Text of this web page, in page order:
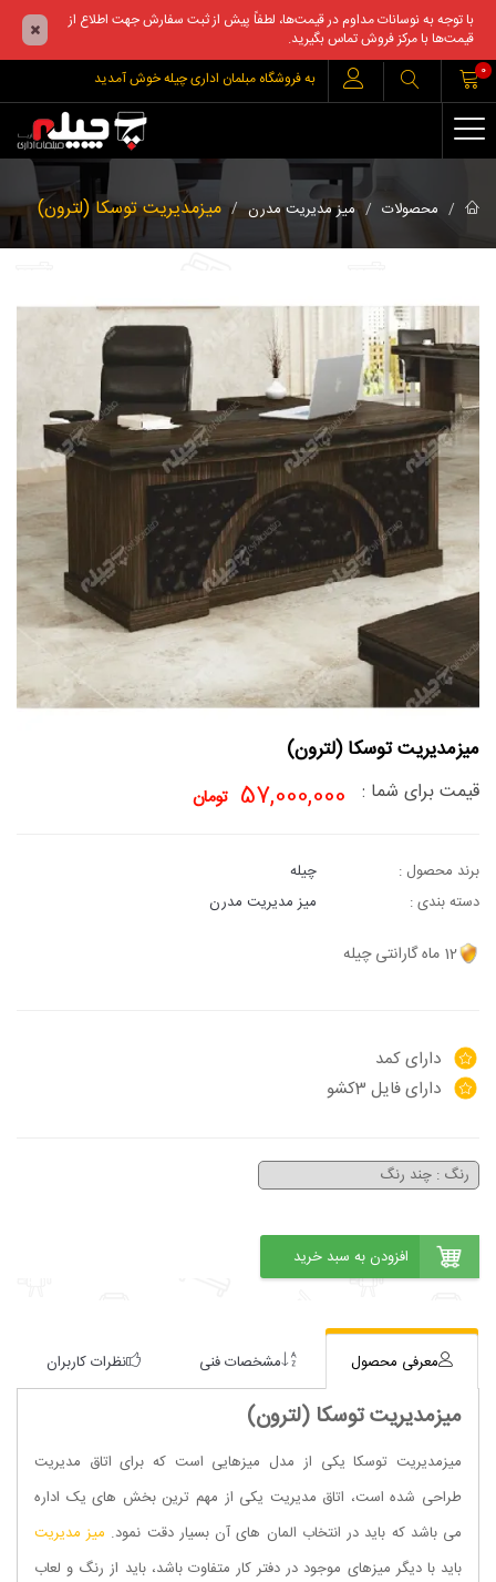
با توجه به نوسانات مداوم در قیمت‌ها، لطفاً پیش از ثبت سفارش جهت اطلاع از
قیمت‌ها با مرکز فروش تماس بگیرید.
به فروشگاه مبلمان اداری چیله خوش آمدید
0
محصولات میز مدیریت مدرن میزمدیریت توسکا (لترون)
میزمدیریت توسکا (لترون)
قیمت برای شما : 57,000,000 تومان
برند محصول :
چیله
دسته بندی :
میز مدیریت مدرن
12 ماه گارانتی چیله
دارای کمد
دارای فایل 3کشو
معرفی محصول مشخصات فنی نظرات کاربران
میزمدیریت توسکا (لترون)
میزمدیریت توسکا یکی از مدل میزهایی است که برای اتاق مدیریت
طراحی شده است، اتاق مدیریت یکی از مهم ترین بخش های یک اداره
می باشد که باید در انتخاب المان های آن بسیار دقت نمود. میز مدیریت
باید با دیگر میزهای موجود در دفتر کار متفاوت باشد، باید از رنگ و لعاب